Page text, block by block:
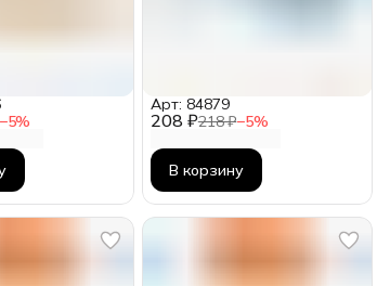
5% 208 ₽218 ₽−5%
Арт: 84879
В корзину